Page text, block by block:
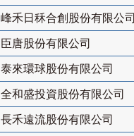
峰禾日秝合創股份有限公司
臣唐股份有限公司
泰來環球股份有限公司
全和盛投資股份有限公司
長禾遠流股份有限公司